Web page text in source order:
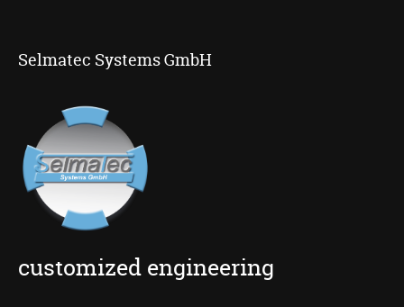
Selmatec Systems GmbH
customized engineering